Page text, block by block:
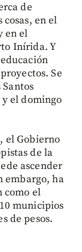
de
en el
en el
Inírida. Y
Se
el domingo
el Gobierno
de la
ascender
embargo, ha
como el
municipios
de pesos.